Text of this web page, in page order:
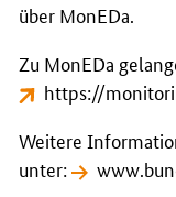
über MonEDa.
Zu MonEDa
https://
Weitere
unter: